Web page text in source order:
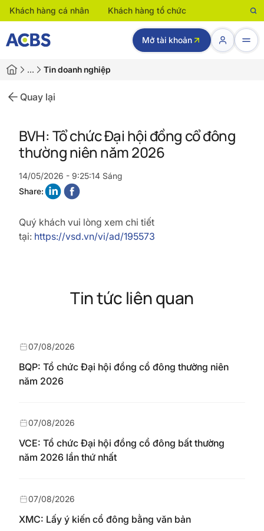
Khách hàng cá nhân Khách hàng tổ chức
Mở tài khoản
… Tin doanh nghiệp
Quay lại
BVH: Tổ chức Đại hội đồng cổ đông
thường niên năm 2026
14/05/2026 - 9:25:14 Sáng
Share:
Quý khách vui lòng xem chi tiết
tại: https://vsd.vn/vi/ad/195573
Tin tức liên quan
BQP: Tổ chức Đại hội đồng cổ đông thường niên
năm 2026
07/08/2026
VCE: Tổ chức Đại hội đồng cổ đông bất thường
năm 2026 lần thứ nhất
07/08/2026
XMC: Lấy ý kiến cổ đông bằng văn bản
07/08/2026